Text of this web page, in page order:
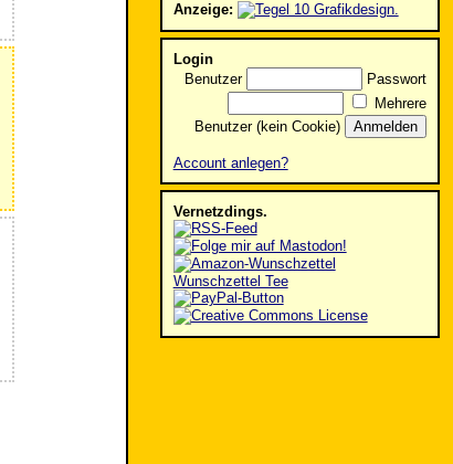
Anzeige:
Login
Benutzer
Passwort
Mehrere
Benutzer (kein Cookie)
Account anlegen?
Vernetzdings.
Wunschzettel Tee